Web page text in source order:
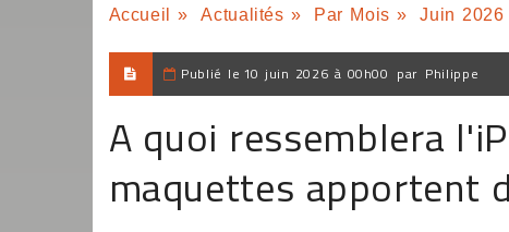
Accueil » Actualités » Par Mois » Juin 2026
Publié le 10 juin 2026 à 00h00 par Philippe
A quoi ressemblera
maquettes apportent